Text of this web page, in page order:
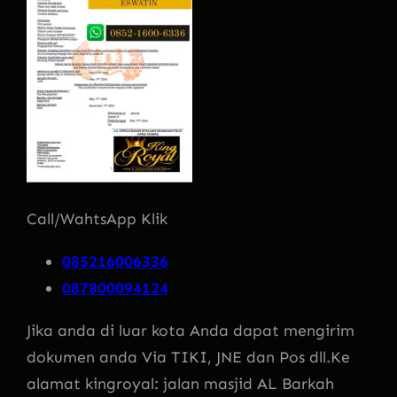
Call/WahtsApp Klik
085216006336
087800094124
Jika anda di luar kota Anda dapat mengirim
dokumen anda Via TIKI, JNE dan Pos dll.Ke
alamat kingroyal: jalan masjid AL Barkah